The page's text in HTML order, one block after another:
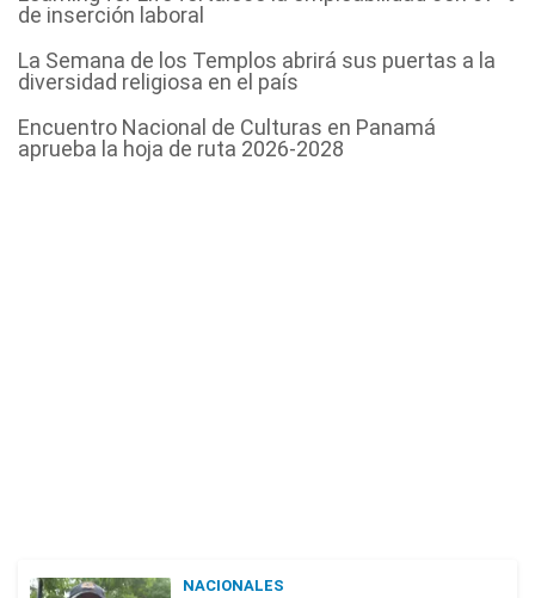
de inserción laboral
La Semana de los Templos abrirá sus puertas a la
diversidad religiosa en el país
Encuentro Nacional de Culturas en Panamá
aprueba la hoja de ruta 2026-2028
NACIONALES